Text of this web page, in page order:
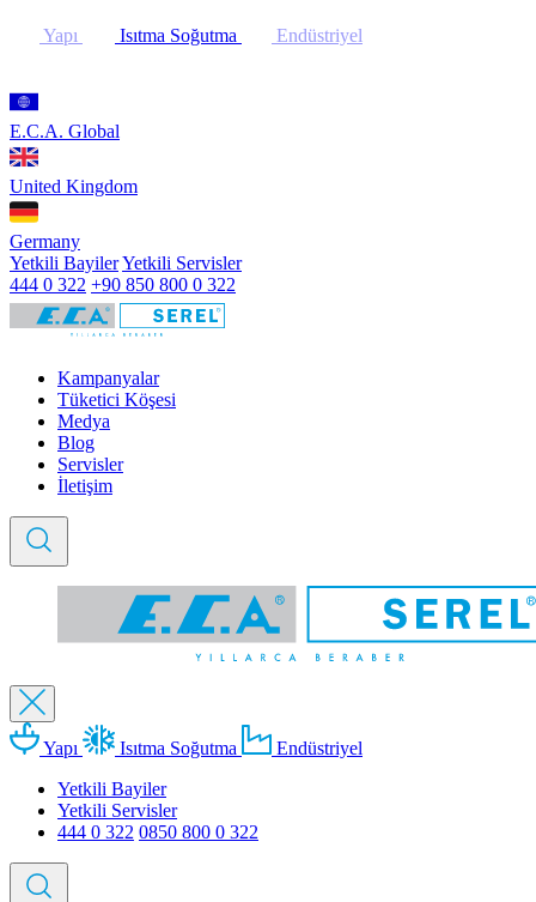
Yapı Isıtma Soğutma Endüstriyel
E.C.A. Global
United Kingdom
Germany
Yetkili BayilerYetkili Servisler
444 0 322 +90 850 800 0 322
Kampanyalar
Tüketici Köşesi
Medya
Blog
Servisler
İletişim
Yapı Isıtma Soğutma
Endüstriyel
Yetkili Bayiler
Yetkili Servisler
444 0 322 0850 800 0 322